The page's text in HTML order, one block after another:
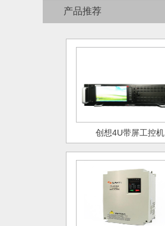
产品推荐
创想4U带屏工控机